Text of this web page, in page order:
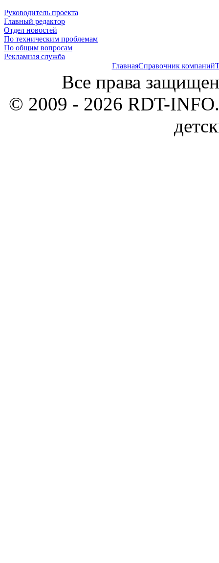
Руководитель проекта
Главный редактор
Отдел новостей
По техническим проблемам
По общим вопросам
Рекламная служба
ГлавнаяСправочник компаний
Все права
© 2009 - 2026 RDT-